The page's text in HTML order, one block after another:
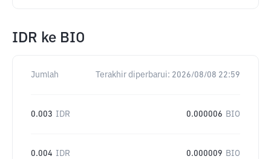
IDR ke BIO
Jumlah Terakhir diperbarui: 2026/08/08 22:59
0.003 IDR 0.000006 BIO
0.004 IDR 0.000009 BIO